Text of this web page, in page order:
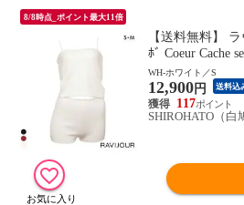
8/8時点_ポイント最大11倍
【送料無料】
ﾎﾞ Coeur Cache
UR ルームウェ
WH-ホワイト／S
12,900円 送料込
117
SHIROHATO（白